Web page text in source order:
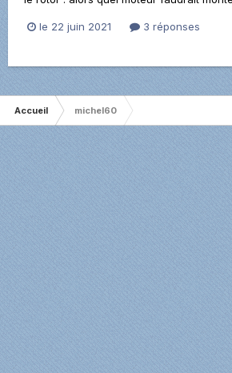
le 22 juin 2021 3 réponses
Accueil michel60